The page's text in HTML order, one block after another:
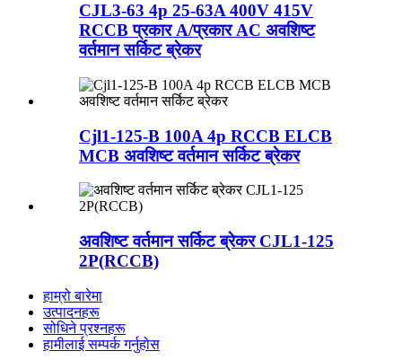
CJL3-63 4p 25-63A 400V 415V
RCCB प्रकार A/प्रकार AC अवशिष्ट
वर्तमान सर्किट ब्रेकर
Cjl1-125-B 100A 4p RCCB ELCB
MCB अवशिष्ट वर्तमान सर्किट ब्रेकर
अवशिष्ट वर्तमान सर्किट ब्रेकर CJL1-125
2P(RCCB)
हाम्रो बारेमा
उत्पादनहरू
सोधिने प्रश्नहरू
हामीलाई सम्पर्क गर्नुहोस